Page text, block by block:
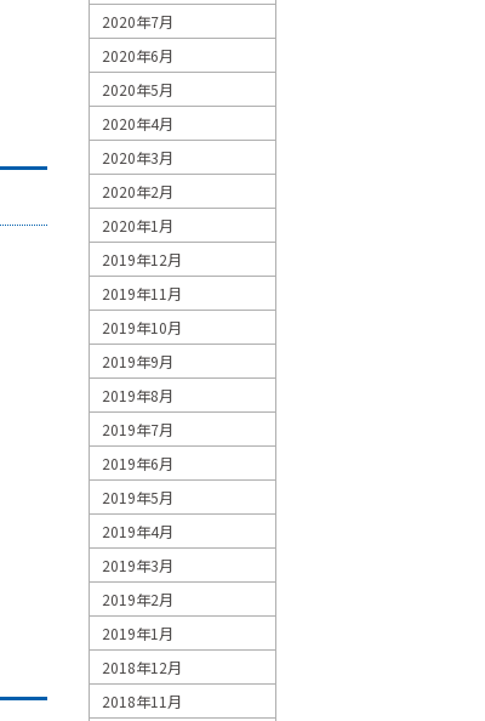
2020年7月
2020年6月
2020年5月
2020年4月
2020年3月
2020年2月
2020年1月
2019年12月
2019年11月
2019年10月
2019年9月
2019年8月
2019年7月
2019年6月
2019年5月
2019年4月
2019年3月
2019年2月
2019年1月
2018年12月
2018年11月